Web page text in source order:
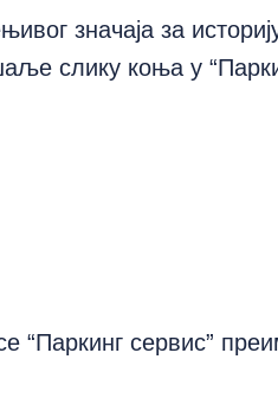
значаја за
слику коња у
“Паркинг сервис”